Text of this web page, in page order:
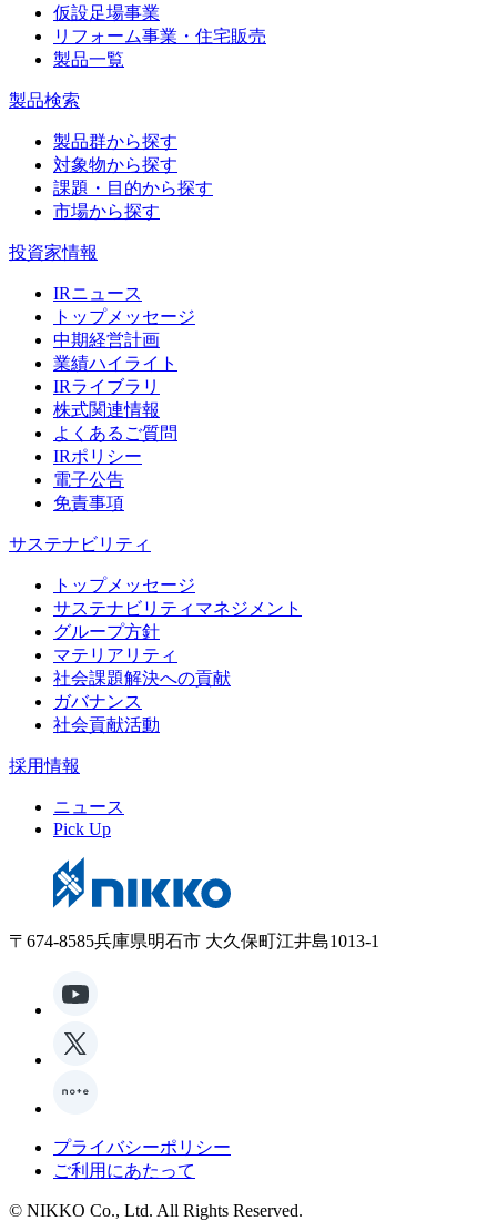
仮設足場事業
リフォーム事業・住宅販売
製品一覧
製品検索
製品群から探す
対象物から探す
課題・目的から探す
市場から探す
投資家情報
IRニュース
トップメッセージ
中期経営計画
業績ハイライト
IRライブラリ
株式関連情報
よくあるご質問
IRポリシー
電子公告
免責事項
サステナビリティ
トップメッセージ
サステナビリティマネジメント
グループ方針
マテリアリティ
社会課題解決への貢献
ガバナンス
社会貢献活動
採用情報
ニュース
Pick Up
〒674-8585兵庫県明石市 大久保町江井島1013-1
プライバシーポリシー
ご利用にあたって
© NIKKO Co., Ltd. All Rights Reserved.